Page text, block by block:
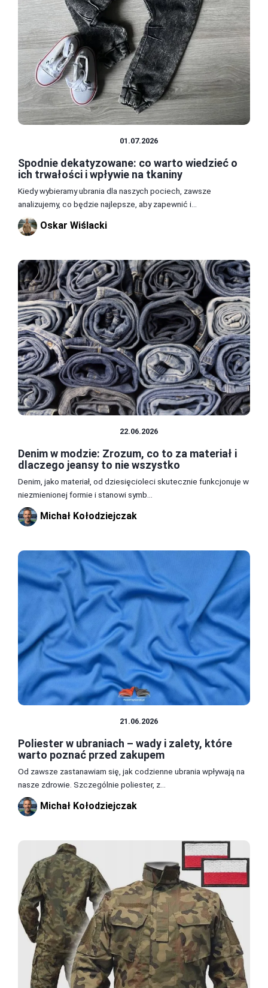
01.07.2026
Spodnie dekatyzowane: co warto wiedzieć o
ich trwałości i wpływie na tkaniny
Kiedy wybieramy ubrania dla naszych pociech, zawsze
analizujemy, co będzie najlepsze, aby zapewnić i...
Oskar Wiślacki
22.06.2026
Denim w modzie: Zrozum, co to za materiał i
dlaczego jeansy to nie wszystko
Denim, jako materiał, od dziesięcioleci skutecznie funkcjonuje w
niezmienionej formie i stanowi symb...
Michał Kołodziejczak
21.06.2026
Poliester w ubraniach – wady i zalety, które
warto poznać przed zakupem
Od zawsze zastanawiam się, jak codzienne ubrania wpływają na
nasze zdrowie. Szczególnie poliester, z...
Michał Kołodziejczak